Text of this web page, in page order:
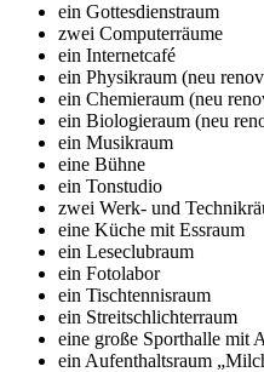
ein Gottesdienstraum
zwei Computerräume
ein Internetcafé
ein Physikraum (neu
ein Chemieraum (neu
ein Biologieraum (neu
ein Musikraum
eine Bühne
ein Tonstudio
zwei Werk- und
eine Küche mit Essraum
ein Leseclubraum
ein Fotolabor
ein Tischtennisraum
ein Streitschlichterraum
eine große Sporthalle mit
ein Aufenthaltsraum